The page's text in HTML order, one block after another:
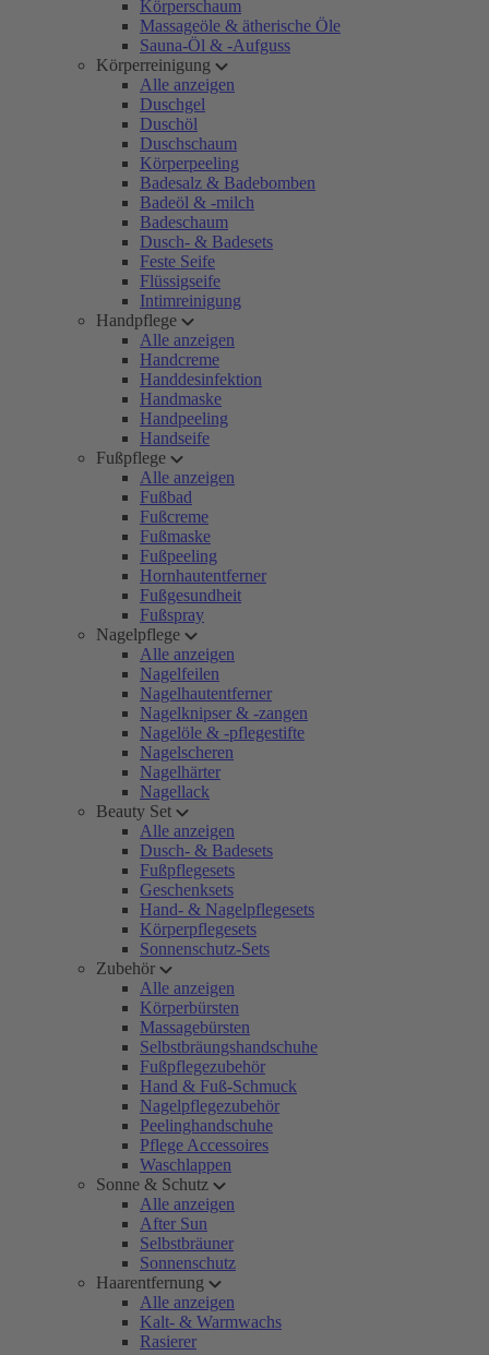
Körperschaum
Massageöle & ätherische Öle
Sauna-Öl & -Aufguss
Körperreinigung
Alle anzeigen
Duschgel
Duschöl
Duschschaum
Körperpeeling
Badesalz & Badebomben
Badeöl & -milch
Badeschaum
Dusch- & Badesets
Feste Seife
Flüssigseife
Intimreinigung
Handpflege
Alle anzeigen
Handcreme
Handdesinfektion
Handmaske
Handpeeling
Handseife
Fußpflege
Alle anzeigen
Fußbad
Fußcreme
Fußmaske
Fußpeeling
Hornhautentferner
Fußgesundheit
Fußspray
Nagelpflege
Alle anzeigen
Nagelfeilen
Nagelhautentferner
Nagelknipser & -zangen
Nagelöle & -pflegestifte
Nagelscheren
Nagelhärter
Nagellack
Beauty Set
Alle anzeigen
Dusch- & Badesets
Fußpflegesets
Geschenksets
Hand- & Nagelpflegesets
Körperpflegesets
Sonnenschutz-Sets
Zubehör
Alle anzeigen
Körperbürsten
Massagebürsten
Selbstbräungshandschuhe
Fußpflegezubehör
Hand & Fuß-Schmuck
Nagelpflegezubehör
Peelinghandschuhe
Pflege Accessoires
Waschlappen
Sonne & Schutz
Alle anzeigen
After Sun
Selbstbräuner
Sonnenschutz
Haarentfernung
Alle anzeigen
Kalt- & Warmwachs
Rasierer